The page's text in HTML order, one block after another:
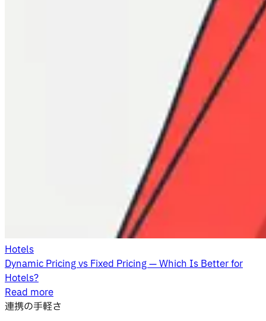
Hotels
Dynamic Pricing vs Fixed Pricing — Which Is Better for
Hotels?
Read more
連携の手軽さ